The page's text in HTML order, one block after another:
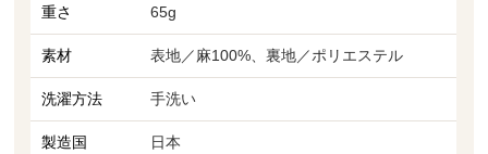
重さ 65g
素材 表地／麻100%、裏地／ポリエステル
洗濯方法 手洗い
製造国 日本